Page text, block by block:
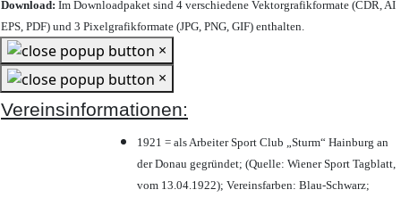
Download: Im Downloadpaket sind 4 verschiedene Vektorgrafikformate (CDR, AI
EPS, PDF) und 3 Pixelgrafikformate (JPG, PNG, GIF) enthalten.
×
×
Vereinsinformationen:
1921 = als Arbeiter Sport Club „Sturm“ Hainburg an
der Donau gegründet; (Quelle: Wiener Sport Tagblatt,
vom 13.04.1922); Vereinsfarben: Blau-Schwarz;